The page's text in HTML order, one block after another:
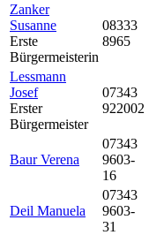
Zanker
Susanne
Erste
Bürgermeisterin
08333
8965
Lessmann
Josef
Erster
Bürgermeister
07343
922002
Baur Verena
07343
9603-
16
Deil Manuela
07343
9603-
31